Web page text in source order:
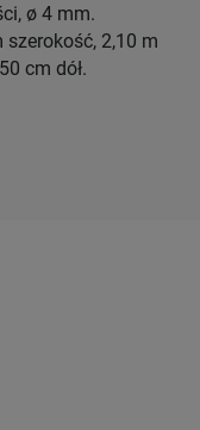
ø 4 mm.
2,10 m
cm dół.